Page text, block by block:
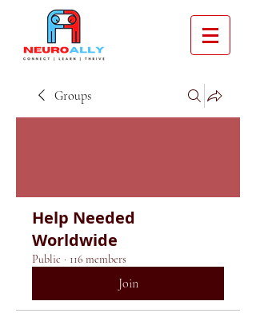
Groups
Help Needed
Worldwide
Public · 116 members
Join